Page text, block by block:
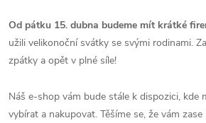
Od pátku 15. dubna budeme mít krátké
užili velikonoční svátky se svými rodinami.
zpátky a opět v plné síle!
Náš e-shop vám bude stále k dispozici, kde
vybírat a nakupovat. Těšíme se, že vám